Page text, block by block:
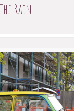
Rain